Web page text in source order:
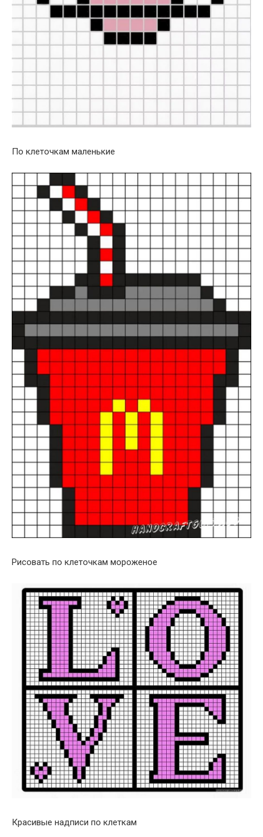
По клеточкам маленькие
Рисовать по клеточкам мороженое
Красивые надписи по клеткам